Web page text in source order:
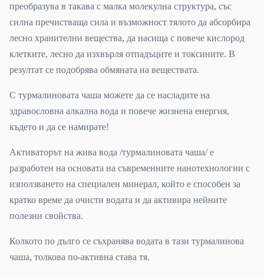
преобразува в такава с малка молекулна структура, със
силна пречистваща сила и възможност тялото да абсорбира
лесно хранителни вещества, да насища с повече кислород
клетките, лесно да изхвърля отпадъците и токсините. В
резултат се подобрява обмяната на веществата.
С турмалиновата чаша можете да се насладите на
здравословна алкална вода и повече жизнена енергия,
където и да се намирате!
Активаторът на жива вода /турмалиновата чаша/ е
разработен на основата на съвременните нанотехнологии с
използването на специален минерал, който е способен за
кратко време да очисти водата и да активира нейните
полезни свойства.
Колкото по дълго се съхранява водата в тази турмалинова
чаша, толкова по-активна става тя.